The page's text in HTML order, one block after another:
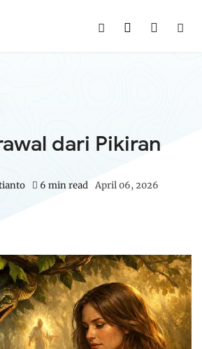
dari Pikiran
6 min read April 06, 2026